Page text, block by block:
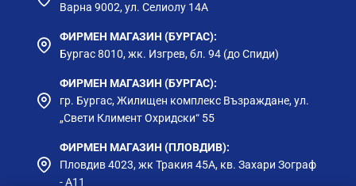
Варна 9002, ул. Селиолу 14А
ФИРМЕН МАГАЗИН (БУРГАС):
Бургас 8010, жк. Изгрев, бл. 94 (до Спиди)
ФИРМЕН МАГАЗИН (БУРГАС):
гр. Бургас, Жилищен комплекс Възраждане, ул.
„Свети Климент Охридски“ 55
ФИРМЕН МАГАЗИН (ПЛОВДИВ):
Пловдив 4023, жк Тракия 45А, кв. Захари Зограф
- А11